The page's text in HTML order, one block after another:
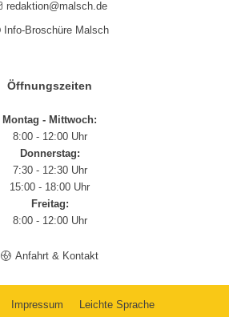
redaktion@malsch.de
Info-Broschüre Malsch
Öffnungszeiten
Montag - Mittwoch:
8:00 - 12:00 Uhr
Donnerstag:
7:30 - 12:30 Uhr
15:00 - 18:00 Uhr
Freitag:
8:00 - 12:00 Uhr
Anfahrt & Kontakt
Impressum Leichte Sprache